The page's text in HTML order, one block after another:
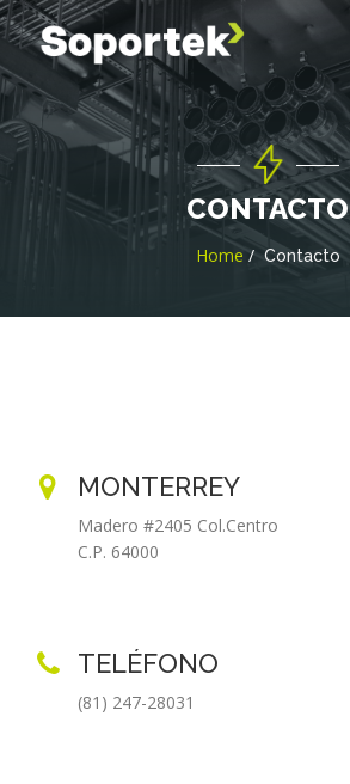
CONTACTO
Home Contacto
MONTERREY
Madero #2405 Col.Centro
C.P. 64000
TELÉFONO
(81) 247-28031